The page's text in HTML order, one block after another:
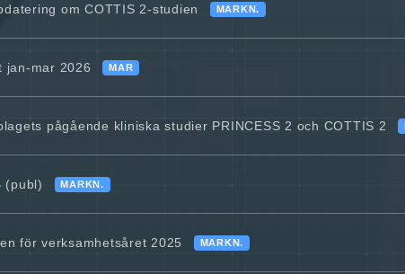
om COTTIS 2-studien MARKN.
jan-mar 2026 MAR
pågående kliniska studier PRINCESS 2 och COTTIS 2
(publ) MARKN.
för verksamhetsåret 2025 MARKN.